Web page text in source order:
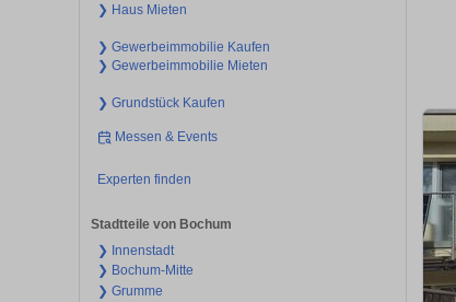
❯ Haus Mieten
❯ Gewerbeimmobilie Kaufen
❯ Gewerbeimmobilie Mieten
❯ Grundstück Kaufen
Messen & Events
Experten finden
Stadtteile von Bochum
❯ Innenstadt
❯ Bochum-Mitte
❯ Grumme